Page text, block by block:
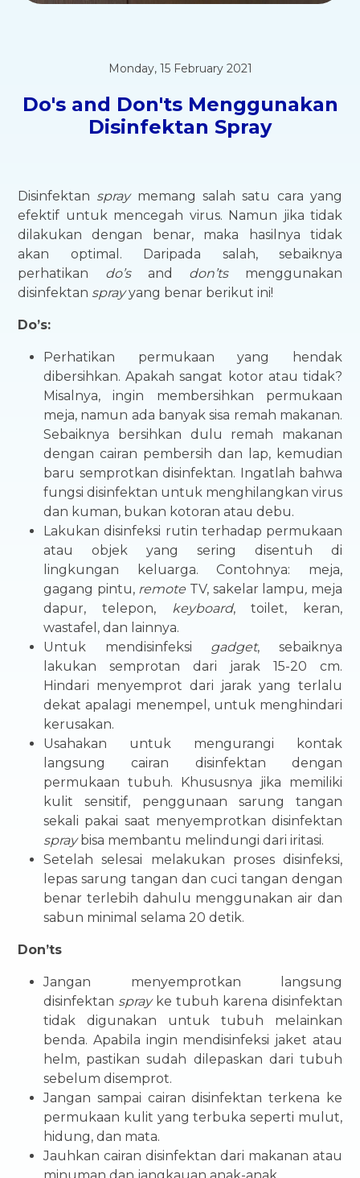
Monday, 15 February 2021
Do's and Don'ts Menggunakan
Disinfektan Spray
Disinfektan spraymemang salah satu cara yang
efektif untuk mencegah virus. Namun jika tidak
dilakukan dengan benar, maka hasilnya tidak
akan optimal. Daripada salah, sebaiknya
perhatikan do’s and don’ts menggunakan
disinfektan sprayyang benar berikut ini!
Do’s:
Perhatikan permukaan yang hendak
dibersihkan. Apakah sangat kotor atau tidak?
Misalnya, ingin membersihkan permukaan
meja, namun ada banyak sisa remah makanan.
Sebaiknya bersihkan dulu remah makanan
dengan cairan pembersih dan lap, kemudian
baru semprotkan disinfektan. Ingatlah bahwa
fungsi disinfektan untuk menghilangkan virus
dan kuman, bukan kotoran atau debu.
Lakukan disinfeksi rutin terhadap permukaan
atau objek yang sering disentuh di
lingkungan keluarga. Contohnya: meja,
gagang pintu, remote TV, sakelar lampu, meja
dapur, telepon, keyboard, toilet, keran,
wastafel, dan lainnya.
Untuk mendisinfeksi gadget, sebaiknya
lakukan semprotan dari jarak 15-20 cm.
Hindari menyemprot dari jarak yang terlalu
dekat apalagi menempel, untuk menghindari
kerusakan.
Usahakan untuk mengurangi kontak
langsung cairan disinfektan dengan
permukaan tubuh. Khususnya jika memiliki
kulit sensitif, penggunaan sarung tangan
sekali pakai saat menyemprotkan disinfektan
spraybisa membantu melindungi dari iritasi.
Setelah selesai melakukan proses disinfeksi,
lepas sarung tangan dan cuci tangan dengan
benar terlebih dahulu menggunakan air dan
sabun minimal selama 20 detik.
Don’ts
Jangan menyemprotkan langsung
disinfektan sprayke tubuh karena disinfektan
tidak digunakan untuk tubuh melainkan
benda. Apabila ingin mendisinfeksi jaket atau
helm, pastikan sudah dilepaskan dari tubuh
sebelum disemprot.
Jangan sampai cairan disinfektan terkena ke
permukaan kulit yang terbuka seperti mulut,
hidung, dan mata.
Jauhkan cairan disinfektan dari makanan atau